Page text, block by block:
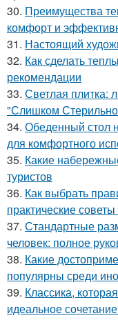
30. Преимущества
комфорт и
31. Настоящий
32. Как сделать
рекомендации
33. Светлая плитка:
"Слишком
34. Обеденный стол
для комфортного
35. Какие
туристов
36. Как выбрать
практические
37. Стандартные
человек: полное
38. Какие
популярны среди
39. Классика,
идеальное